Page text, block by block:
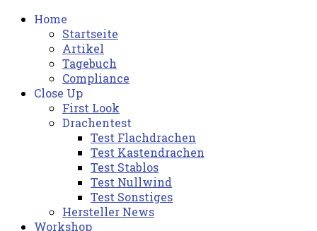
Home
Startseite
Artikel
Tagebuch
Compliance
Close Up
First Look
Drachentest
Test Flachdrachen
Test Kastendrachen
Test Stablos
Test Nullwind
Test Sonstiges
Hersteller News
Workshop